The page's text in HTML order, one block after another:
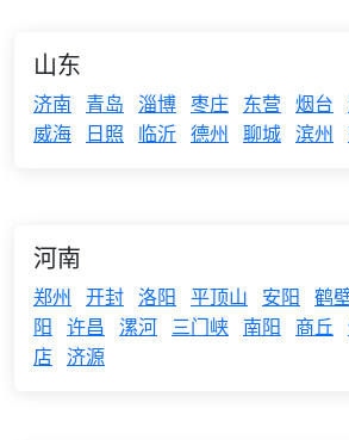
山东
济南 青岛 淄博 枣庄 东营 烟台
威海
日照 临沂 德州 聊城 滨州
河南
郑州 开封 洛阳 平顶山 安阳 鹤
阳 许昌 漯河 三门峡 南阳 商丘
店 济源